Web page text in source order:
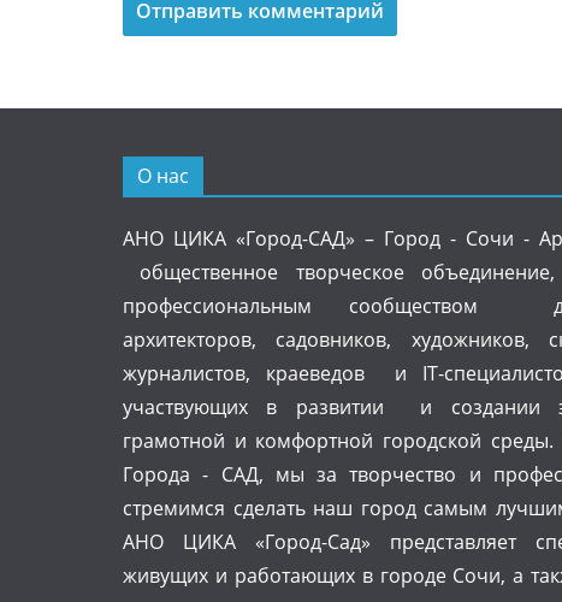
О нас
АНО ЦИКА «Город-САД» – Город - Сочи -
общественное творческое
профессиональным сообществом
архитекторов, садовников, художников,
журналистов, краеведов и IT-
участвующих в развитии и создании
грамотной и комфортной городской
Города - САД, мы за творчество и
стремимся сделать наш город самым
АНО ЦИКА «Город-Сад» представляет
живущих и работающих в городе Сочи, а